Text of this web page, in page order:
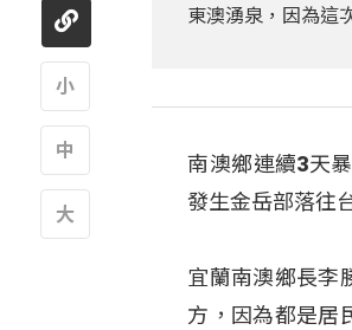
東澳湧泉，因為這
南澳鄉連續3天
發生金岳部落往
宜蘭南澳鄉長李
方，因為都是居